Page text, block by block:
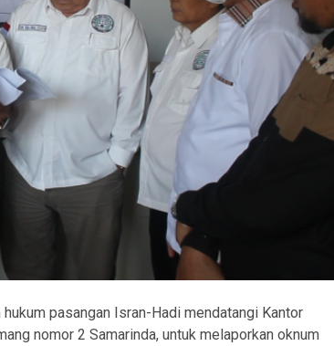
pasangan Isran-Hadi mendatangi Kantor
nomor 2 Samarinda, untuk melaporkan oknum